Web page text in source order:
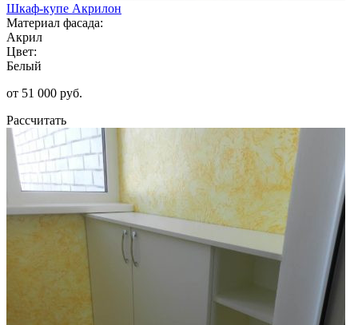
Шкаф-купе Акрилон
Материал фасада:
Акрил
Цвет:
Белый
от 51 000 руб.
Рассчитать